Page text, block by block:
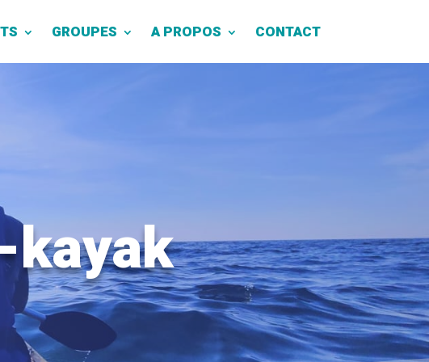
GROUPES A PROPOS CONTACT